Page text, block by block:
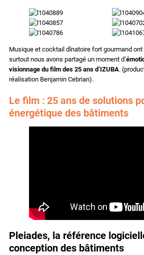
Musique et cocktail dînatoire fort gourmand
surtout nous avons partagé un moment d’
visionnage du film des 25 ans d’IZUBA.
réalisation Benjamin Cebrian).
Le film : 25 ans de solutions
énergétique des bâtiments
Pleiades, la référence
conception des bâtiments